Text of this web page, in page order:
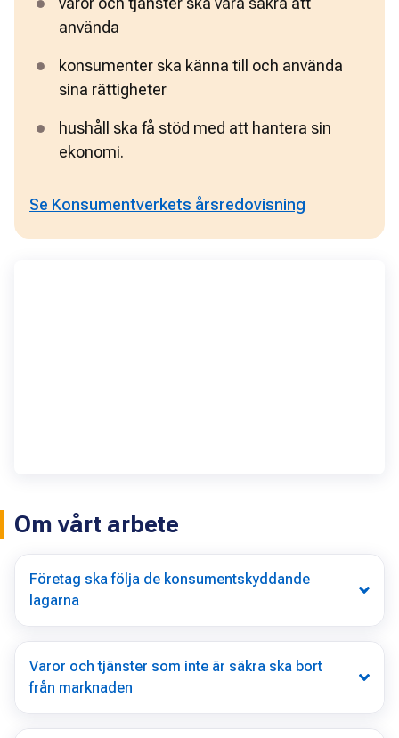
använda
konsumenter ska känna till och använda
sina rättigheter
hushåll ska få stöd med att hantera sin
ekonomi.
Se Konsumentverkets årsredovisning
Om vårt arbete
Företag ska följa de konsumentskyddande
lagarna
Varor och tjänster som inte är säkra ska bort
från marknaden